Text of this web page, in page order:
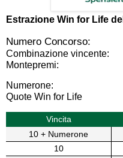
Estrazione Win for Life del
Numero Concorso:
Combinazione vincente:
Montepremi:
Numerone:
Quote Win for Life
Vincita
10 + Numerone
10